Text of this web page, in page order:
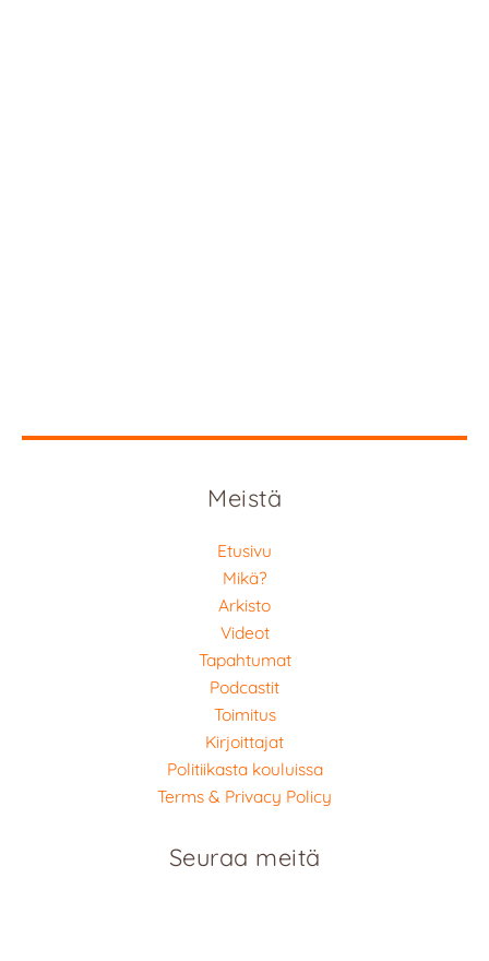
Meistä
Etusivu
Mikä?
Arkisto
Videot
Tapahtumat
Podcastit
Toimitus
Kirjoittajat
Politiikasta kouluissa
Terms & Privacy Policy
Seuraa meitä